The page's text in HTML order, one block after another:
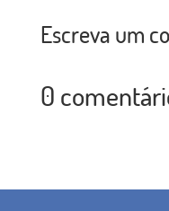
Escreva um
0